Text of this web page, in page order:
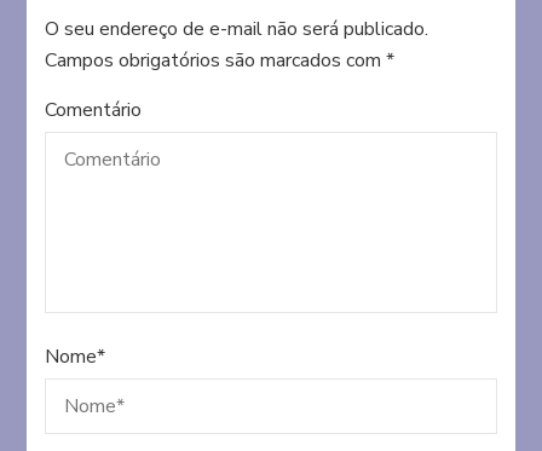
O seu endereço de e-mail não será publicado.
Campos obrigatórios são marcados com*
Comentário
Nome*